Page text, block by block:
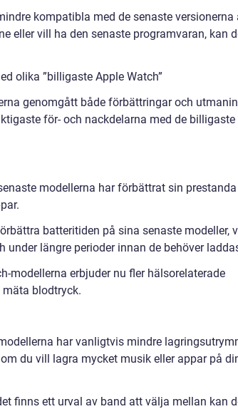
kompatibla med de senaste versionerna
eller vill ha den senaste programvaran, kan
olika ”billigaste Apple Watch”
genomgått både förbättringar och
för- och nackdelarna med de billigaste
modellerna har förbättrat sin
batteritiden på sina senaste modeller,
längre perioder innan de behöver
modellerna erbjuder nu fler hälsorelaterade
blodtryck.
har vanligtvis mindre
du vill lagra mycket musik eller appar på
finns ett urval av band att välja mellan kan